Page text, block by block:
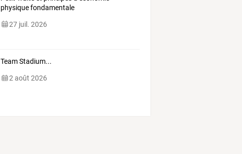
physique fondamentale
27 juil. 2026
Team Stadium...
2 août 2026